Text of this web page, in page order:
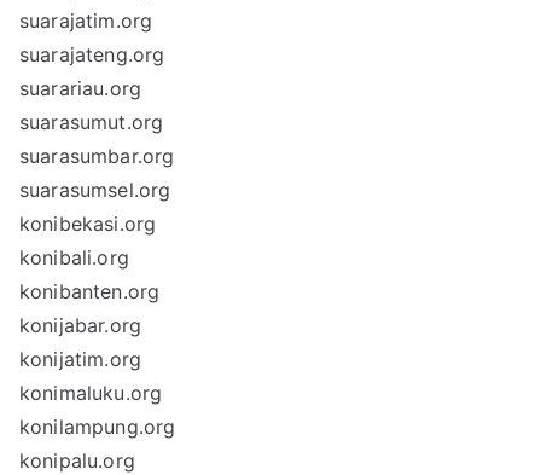
suarajatim.org
suarajateng.org
suarariau.org
suarasumut.org
suarasumbar.org
suarasumsel.org
konibekasi.org
konibali.org
konibanten.org
konijabar.org
konijatim.org
konimaluku.org
konilampung.org
konipalu.org